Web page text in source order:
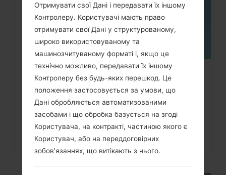
Як видалити усі дані з телефона
LG G3, G4, G5, G7 та...
Отримувати свої Дані і передавати їх іншому
Контролеру. Користувачі мають право
отримувати свої Дані у структурованому,
широко використовуваному та
машинозчитуваному форматі і, якщо це
технічно можливо, передавати їх іншому
Контролеру без будь-яких перешкод. Це
положення застосовується за умови, що
Дані обробляються автоматизованими
засобами і що обробка базується на згоді
Користувача, на контракті, частиною якого є
Користувач, або на переддоговірних
зобов’язаннях, що витікають з нього.